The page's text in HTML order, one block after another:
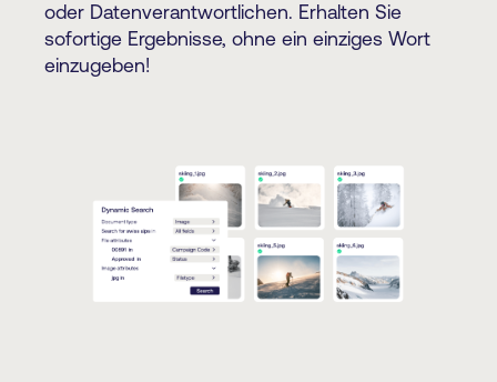
oder Datenverantwortlichen. Erhalten Sie
sofortige Ergebnisse, ohne ein einziges Wort
einzugeben!